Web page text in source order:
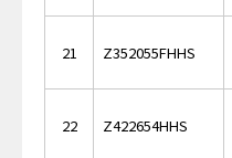
21 Z352055FHHS
22 Z422654HHS